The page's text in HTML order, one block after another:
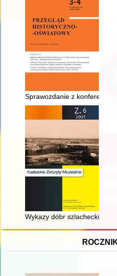
Sprawozdanie z konferencji
Wykazy dóbr szlacheckich